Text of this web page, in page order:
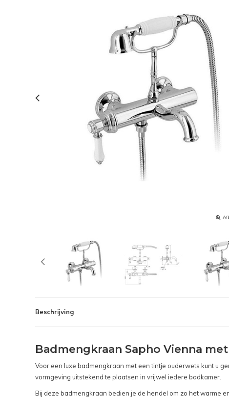
Beschrijving
Badmengkraan Sapho Vienna
Voor een luxe badmengkraan met een tintje ouderwets kunt u
vormgeving uitstekend te plaatsen in vrijwel iedere badkamer.
Bij deze badmengkraan bedien je de hendel om zo het warme